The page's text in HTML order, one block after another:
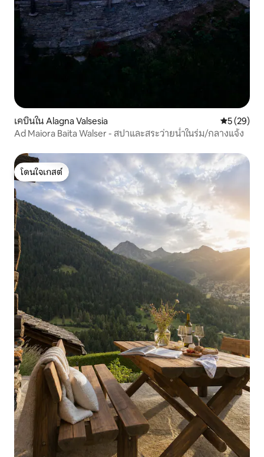
เคบินใน Alagna Valsesia คะแนนเฉลี่
5 (29)
Ad Maiora Baita Walser - สปาและสระว่ายน้ำในร่ม/กลางแจ้ง
โดนใจเกสต์
โดนใจเกสต์